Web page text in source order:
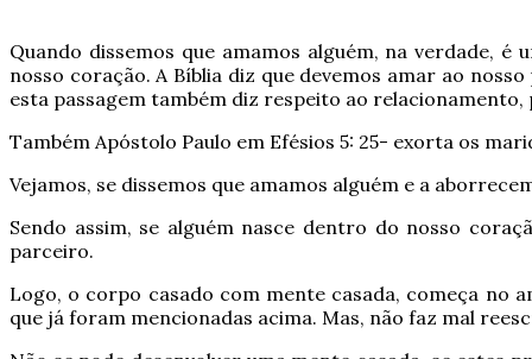
Quando dissemos que amamos alguém, na verdade,
nosso coração. A Bíblia diz que devemos amar ao
esta passagem também diz respeito ao
Também Apóstolo Paulo em Efésios 5: 25- exorta os
Vejamos, se dissemos que amamos alguém e a
Sendo assim, se alguém nasce dentro do nosso
parceiro.
Logo, o corpo casado com mente casada, começa no
que já foram mencionadas acima. Mas, não faz mal